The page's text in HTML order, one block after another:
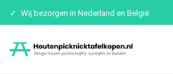
Wij bezorgen in Nederland en België